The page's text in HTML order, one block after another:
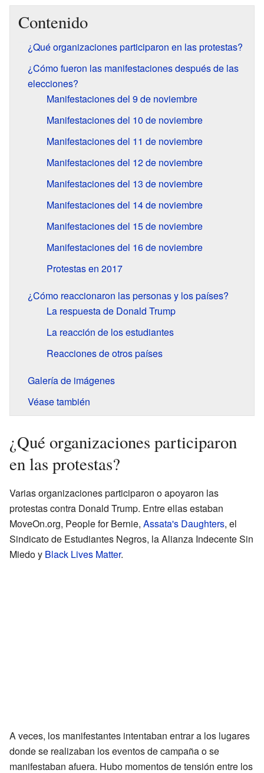
Contenido
¿Qué organizaciones participaron en las protestas?
¿Cómo fueron las manifestaciones después de las
elecciones?
Manifestaciones del 9 de noviembre
Manifestaciones del 10 de noviembre
Manifestaciones del 11 de noviembre
Manifestaciones del 12 de noviembre
Manifestaciones del 13 de noviembre
Manifestaciones del 14 de noviembre
Manifestaciones del 15 de noviembre
Manifestaciones del 16 de noviembre
Protestas en 2017
¿Cómo reaccionaron las personas y los países?
La respuesta de Donald Trump
La reacción de los estudiantes
Reacciones de otros países
Galería de imágenes
Véase también
¿Qué organizaciones participaron
en las protestas?
Varias organizaciones participaron o apoyaron las
protestas contra Donald Trump. Entre ellas estaban
MoveOn.org, People for Bernie, Assata's Daughters, el
Sindicato de Estudiantes Negros, la Alianza Indecente Sin
Miedo y Black Lives Matter.
A veces, los manifestantes intentaban entrar a los lugares
donde se realizaban los eventos de campaña o se
manifestaban afuera. Hubo momentos de tensión entre los